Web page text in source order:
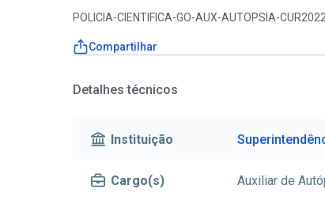
POLICIA-CIENTIFICA-GO-AUX-AUTOPSIA-
Compartilhar
Detalhes técnicos
Instituição
Cargo(s) Auxiliar de